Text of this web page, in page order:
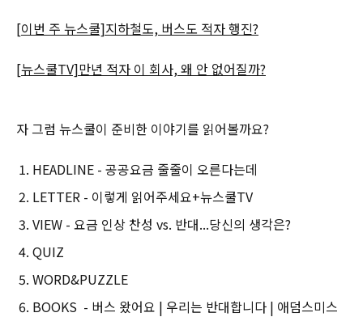
[이번 주 뉴스쿨]지하철도, 버스도 적자 행진?
[뉴스쿨TV]만년 적자 이 회사, 왜 안 없어질까?
자 그럼 뉴스쿨이 준비한 이야기를 읽어볼까요?
HEADLINE - 공공요금 줄줄이 오른다는데
LETTER - 이렇게 읽어주세요+뉴스쿨TV
VIEW - 요금 인상 찬성 vs. 반대...당신의 생각은?
QUIZ
WORD&PUZZLE
BOOKS - 버스 왔어요 | 우리는 반대합니다 | 애덤스미스